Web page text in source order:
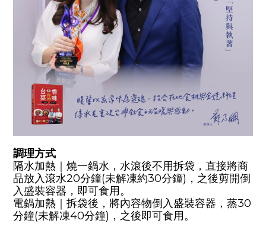
調理方式
隔水加熱｜燒一鍋水，水滾後不用拆袋，直接將商
品放入滾水20分鐘(未解凍約30分鐘)，之後剪開倒
入盛裝容器，即可食用。
電鍋加熱｜拆袋後，將內容物倒入盛裝容器，蒸30
分鐘(未解凍40分鐘)，之後即可食用。